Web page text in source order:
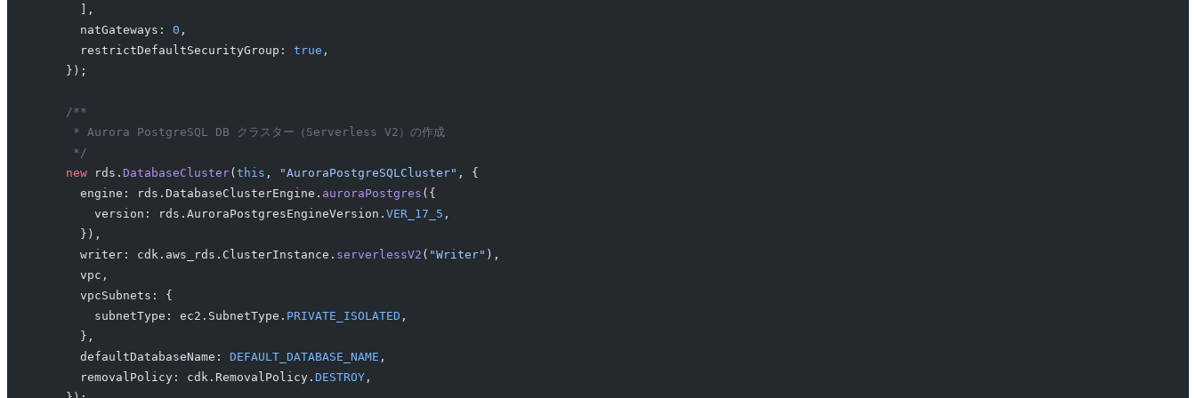
      ],
      natGateways:
0 ,
      restrictDefaultSecurityGroup:
true ,
    });
    /**
     * Aurora PostgreSQL DB クラスター（Serverless V2）の作成
     */
    new
rds. DatabaseCluster( this , "AuroraPostgreSQLCluster" , {
      engine: rds.DatabaseClusterEngine.
auroraPostgres ({
        version: rds.AuroraPostgresEngineVersion.
VER_17_5 ,
      }),
      writer: cdk.aws_rds.ClusterInstance.
serverlessV2 ( "Writer" ),
      vpc,
      vpcSubnets: {
        subnetType: ec2.SubnetType.
PRIVATE_ISOLATED ,
      },
      defaultDatabaseName:
DEFAULT_DATABASE_NAME ,
      removalPolicy: cdk.RemovalPolicy.
DESTROY,